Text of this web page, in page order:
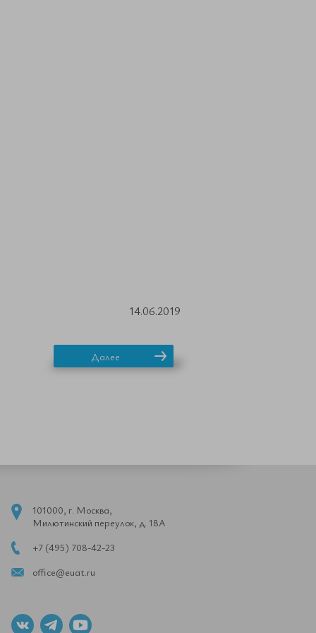
14.06.2019
Далее
101000, г. Москва,
Милютинский переулок, д. 18А
+7 (495) 708-42-23
office@euat.ru